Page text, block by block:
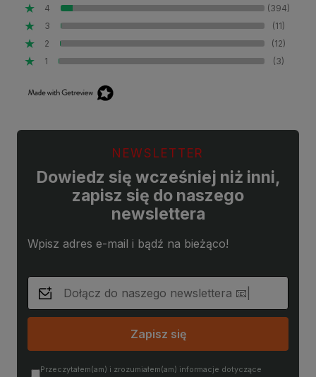
4
(394)
3
(11)
2
(12)
1
(3)
NEWSLETTER
Dowiedz się wcześniej niż inni,
zapisz się do naszego
newslettera
Wpisz adres e-mail i bądź na bieżąco!
Zapisz się
Przeczytałem(am) i zrozumiałem(am) informacje dotyczące